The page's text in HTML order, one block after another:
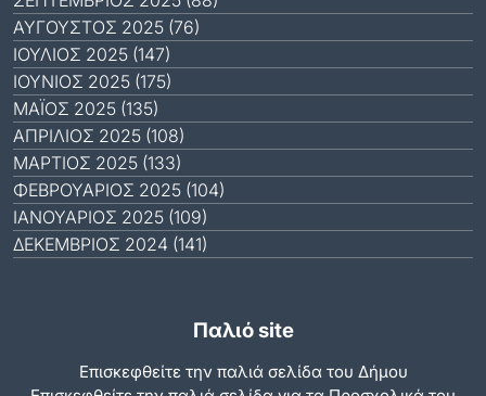
ΑΎΓΟΥΣΤΟΣ 2025 (76)
ΙΟΎΛΙΟΣ 2025 (147)
ΙΟΎΝΙΟΣ 2025 (175)
ΜΆΙΟΣ 2025 (135)
ΑΠΡΊΛΙΟΣ 2025 (108)
ΜΆΡΤΙΟΣ 2025 (133)
ΦΕΒΡΟΥΆΡΙΟΣ 2025 (104)
ΙΑΝΟΥΆΡΙΟΣ 2025 (109)
ΔΕΚΈΜΒΡΙΟΣ 2024 (141)
Παλιό site
Επισκεφθείτε την παλιά σελίδα του Δήμου